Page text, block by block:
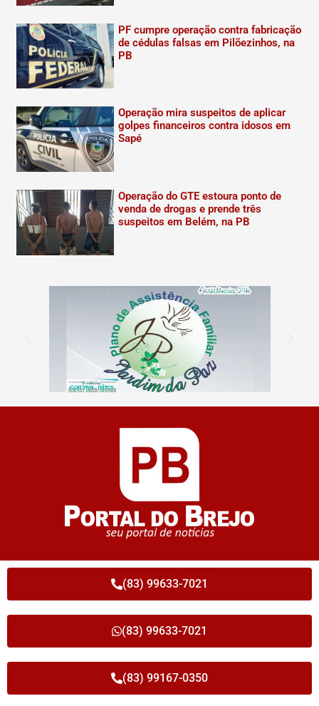
PF cumpre operação contra fabricação
de cédulas falsas em Pilõezinhos, na
PB
Operação mira suspeitos de aplicar
golpes financeiros contra idosos em
Sapé
Operação do GTE estoura ponto de
venda de drogas e prende três
suspeitos em Belém, na PB
(83) 99633-7021
(83) 99633-7021
(83) 99167-0350